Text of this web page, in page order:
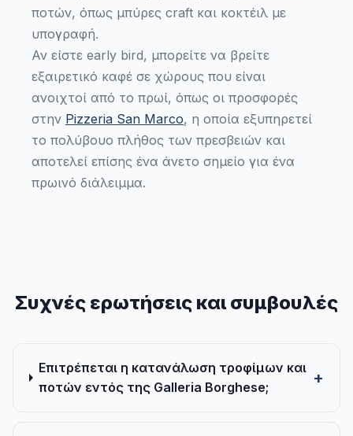
ποτών, όπως μπύρες craft και κοκτέιλ με
υπογραφή.
Αν είστε early bird, μπορείτε να βρείτε
εξαιρετικό καφέ σε χώρους που είναι
ανοιχτοί από το πρωί, όπως οι προσφορές
στην Pizzeria San Marco, η οποία εξυπηρετεί
το πολύβουο πλήθος των πρεσβειών και
αποτελεί επίσης ένα άνετο σημείο για ένα
πρωινό διάλειμμα.
Συχνές ερωτήσεις και συμβουλές
Επιτρέπεται η κατανάλωση τροφίμων και
ποτών εντός της Galleria Borghese;